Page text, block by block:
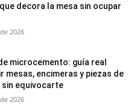
decora la mesa sin ocupar
2026
microcemento: guía real
mesas, encimeras y piezas de
sin equivocarte
2026